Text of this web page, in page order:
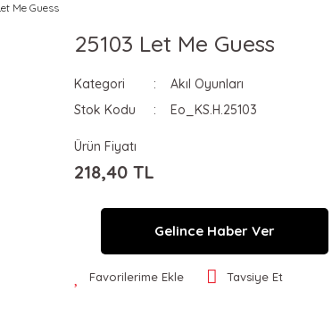
Me Guess
25103 Let Me Guess
Kategori
Akıl Oyunları
Stok Kodu
Eo_KS.H.25103
Ürün Fiyatı
218,40 TL
Gelince Haber Ver
Favorilerime Ekle Tavsiye Et